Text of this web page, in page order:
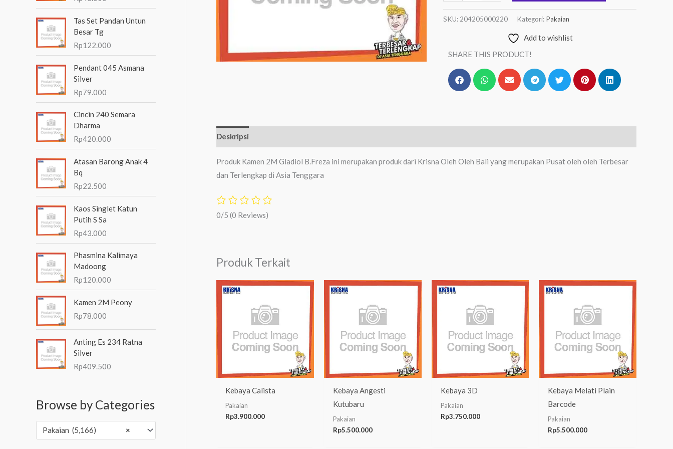
n
t
k
Tas Set Pandan Untun
Besar Tg
Rp122.000
Pendant 045 Asmana
Silver
Rp79.000
Cincin 240 Semara
Dharma
Rp420.000
Atasan Barong Anak 4
Bq
Rp22.500
Kaos Singlet Katun
Putih S Sa
Rp43.000
Phasmina Kalimaya
Madoong
Rp120.000
Kamen 2M Peony
Rp78.000
Anting Es 234 Ratna
Silver
Rp409.500
Browse by Categories
×
Pakaian (5,166)
SKU: 204205000220 Kategori: Pakaian
Add to wishlist
SHARE THIS PRODUCT!
Deskripsi
Produk Kamen 2M Gladiol B.Freza ini merupakan produk dari Krisna Oleh Oleh Bali yang merupakan Pusat oleh oleh Terbesar
dan Terlengkap di Asia Tenggara
0/5 (0 Reviews)
Produk Terkait
Kebaya Calista
Pakaian
Rp3.900.000
Kebaya Angesti
Kutubaru
Pakaian
Rp5.500.000
Kebaya 3D
Pakaian
Rp3.750.000
Kebaya Melati Plain
Barcode
Pakaian
Rp5.500.000